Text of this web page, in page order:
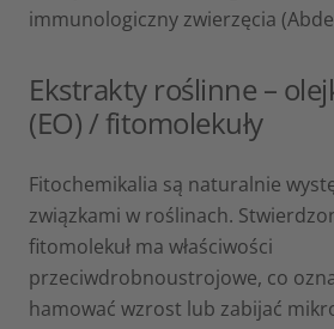
immunologiczny zwierzęcia
Ekstrakty roślinne –
(EO) / fitomolekuły
Fitochemikalia są naturalnie
związkami w roślinach.
fitomolekuł ma właściwości
przeciwdrobnoustrojowe, co
hamować wzrost lub zabijać